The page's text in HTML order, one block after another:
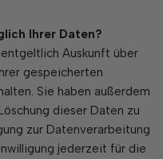
Ihrer Daten?
Auskunft über
gespeicherten
Sie haben außerdem
dieser Daten zu
zur Datenverarbeitung
jederzeit für die